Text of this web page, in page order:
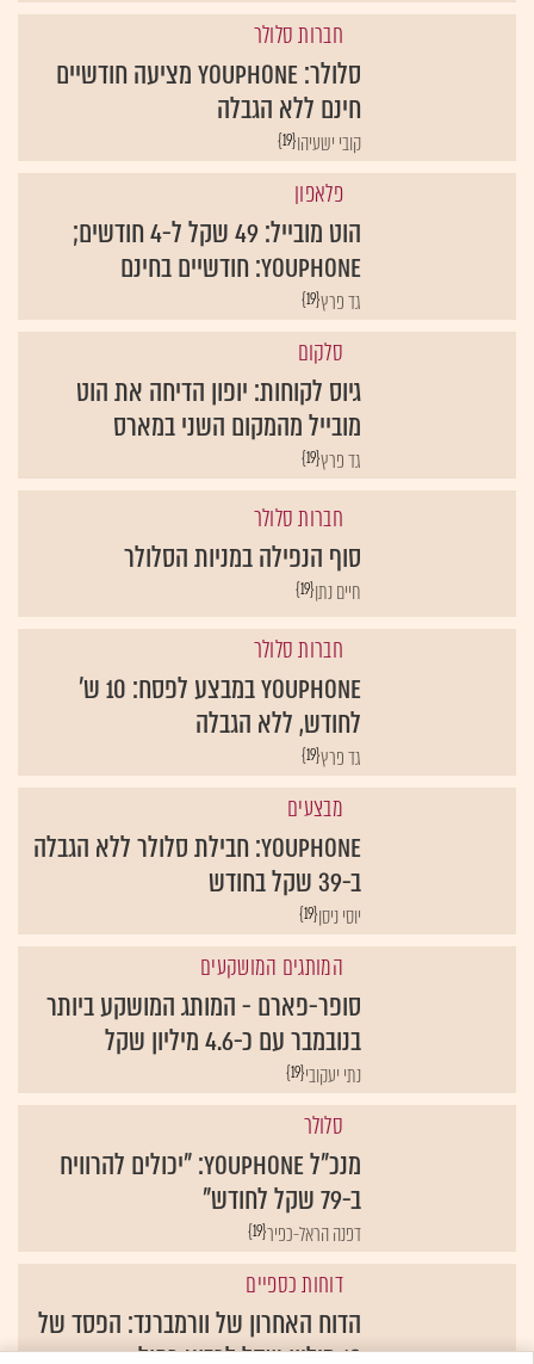
חברות סלולר
סלולר: YouPhone מציעה חודשיים
חינם ללא הגבלה
{19}קובי ישעיהו
פלאפון
הוט מובייל: 49 שקל ל-4 חודשים;
YouPhone: חודשיים בחינם
{19}גד פרץ
סלקום
גיוס לקוחות: יופון הדיחה את הוט
מובייל מהמקום השני במארס
{19}גד פרץ
חברות סלולר
סוף הנפילה במניות הסלולר
{19}חיים נתן
חברות סלולר
YouPhone במבצע לפסח: 10 ש'
לחודש, ללא הגבלה
{19}גד פרץ
מבצעים
YouPhone: חבילת סלולר ללא הגבלה
ב-39 שקל בחודש
{19}יוסי ניסן
המותגים המושקעים
סופר-פארם - המותג המושקע ביותר
בנובמבר עם כ-4.6 מיליון שקל
{19}נתי יעקובי
סלולר
מנכ"ל YouPhone: "יכולים להרוויח
ב-79 שקל לחודש"
{19}דפנה הראל-כפיר
דוחות כספיים
הדוח האחרון של וורמברנד: הפסד של